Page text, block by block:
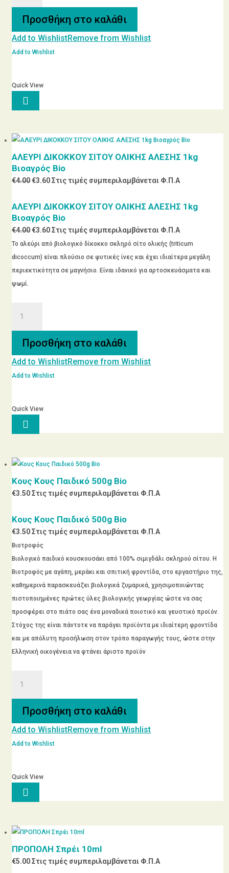
ΝΤΕΜΑΚΙΓΙΑΖ
ποσότητα
Προσθήκη στο καλάθι
Add to WishlistRemove from Wishlist
Add to Wishlist
Quick View

ΑΛΕΥΡΙ ΔΙΚΟΚΚΟΥ ΣΙΤΟΥ ΟΛΙΚΗΣ ΑΛΕΣΗΣ 1kg
Βιοαγρός Bio
€4.00Original
was:
€4.00.
€3.60Η
τιμή
είναι:
€3.60.
Στις τιμές συμπεριλαμβάνεται Φ.Π.Α
ΑΛΕΥΡΙ ΔΙΚΟΚΚΟΥ ΣΙΤΟΥ ΟΛΙΚΗΣ ΑΛΕΣΗΣ 1kg
Βιοαγρός Bio
€4.00Original
price
was:
€4.00.
€3.60Η
τρέχουσα
τιμή
είναι:
Στις τιμές συμπεριλαμβάνεται Φ.Π.Α
Το αλεύρι από βιολογικό δίκοκκο σκληρό σίτο ολικής (triticum
dicoccum) είναι πλούσιο σε φυτικές ίνες και έχει ιδιαίτερα μεγάλη
περιεκτικότητα σε μαγνήσιο. Είναι ιδανικό για αρτοσκευάσματα και
ψωμί.
ΟΛΙΚΗΣ
ΑΛΕΣΗΣ
1kg
ποσότητα
Προσθήκη στο καλάθι
Add to WishlistRemove from Wishlist
Add to Wishlist
Quick View

Κους Κους Παιδικό 500g Bio
€3.50 Στις τιμές συμπεριλαμβάνεται Φ.Π.Α
Κους Κους Παιδικό 500g Bio
€3.50 Στις τιμές συμπεριλαμβάνεται Φ.Π.Α
Βιοτροφός
Βιολογικό παιδικό κουσκουσάκι από 100% σιμιγδάλι σκληρού σίτου. Η
Βιοτροφός με αγάπη, μεράκι και σπιτική φροντίδα, στο εργαστήριο της,
καθημερινά παρασκευάζει βιολογικά ζυμαρικά, χρησιμοποιώντας
πιστοποιημένες πρώτες ύλες βιολογικής γεωργίας ώστε να σας
προσφέρει στο πιάτο σας ένα μοναδικά ποιοτικό και γευστικό προϊόν.
Στόχος της είναι πάντοτε να παράγει προϊόντα με ιδιαίτερη φροντίδα
και με απόλυτη προσήλωση στον τρόπο παραγωγής τους, ώστε στην
Ελληνική οικογένεια να φτάνει άριστο προϊόν
500g
Bio
ποσότητα
Προσθήκη στο καλάθι
Add to WishlistRemove from Wishlist
Add to Wishlist
Quick View

ΠΡΟΠΟΛΗ Σπρέι 10ml
€5.00 Στις τιμές συμπεριλαμβάνεται Φ.Π.Α